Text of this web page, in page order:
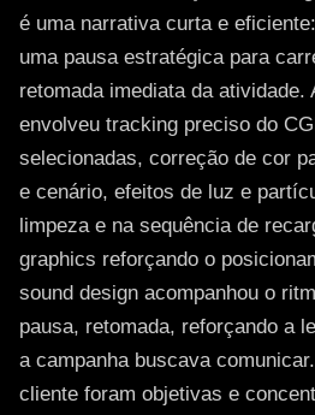
é uma narrativa curta e
uma pausa estratégica para
retomada imediata da atividade.
envolveu tracking preciso do
selecionadas, correção de cor
e cenário, efeitos de luz e
limpeza e na sequência de
graphics reforçando o
sound design acompanhou o
pausa, retomada, reforçando a
a campanha buscava
cliente foram objetivas e